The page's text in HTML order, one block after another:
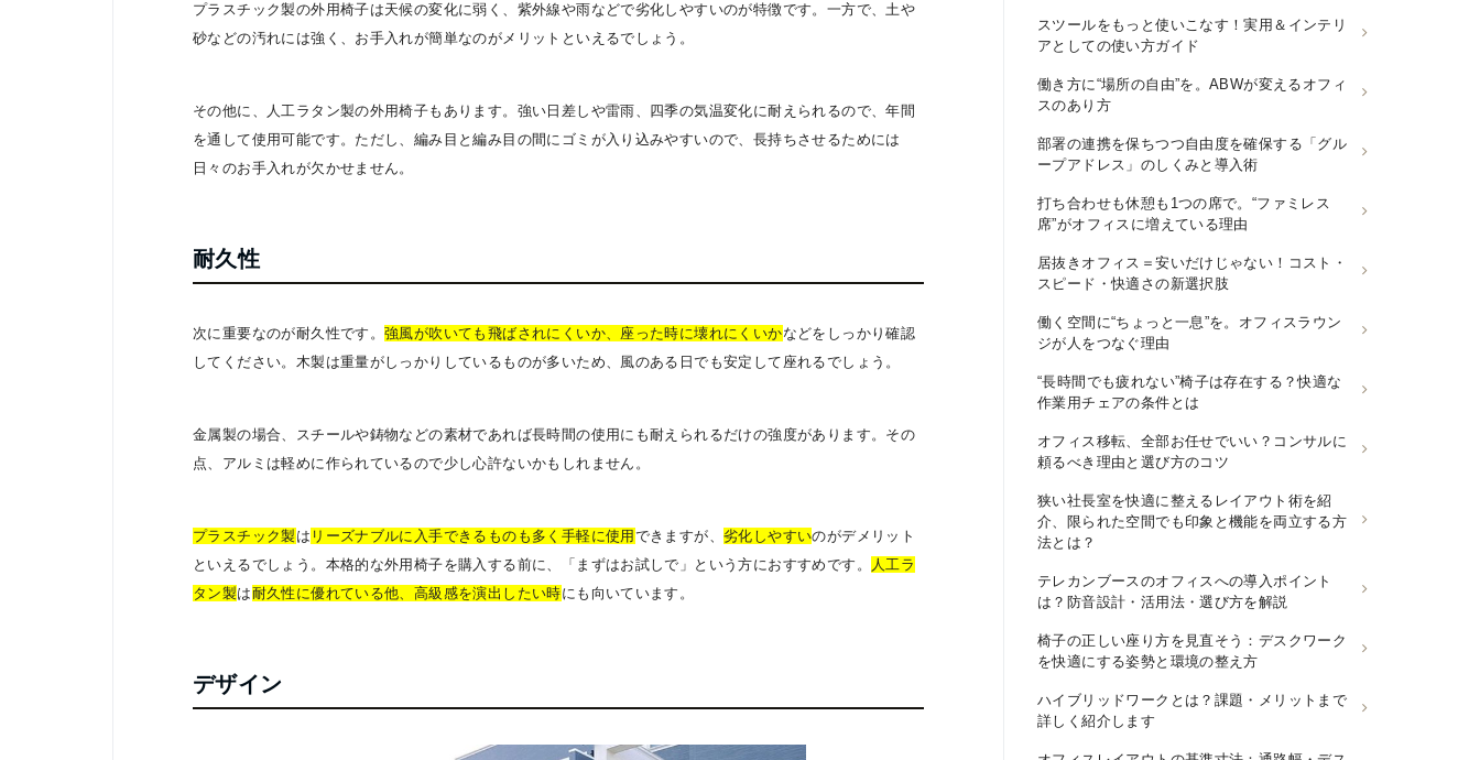
プラスチック製の外用椅子は天候の変化に弱く、紫外線や雨などで劣化しやすいのが特徴です。一方で、土や
砂などの汚れには強く、お手入れが簡単なのがメリットといえるでしょう。
その他に、人工ラタン製の外用椅子もあります。強い日差しや雷雨、四季の気温変化に耐えられるので、年間
を通して使用可能です。ただし、編み目と編み目の間にゴミが入り込みやすいので、長持ちさせるためには
日々のお手入れが欠かせません。
耐久性
次に重要なのが耐久性です。強風が吹いても飛ばされにくいか、座った時に壊れにくいかなどをしっかり確認
してください。木製は重量がしっかりしているものが多いため、風のある日でも安定して座れるでしょう。
金属製の場合、スチールや鋳物などの素材であれば長時間の使用にも耐えられるだけの強度があります。その
点、アルミは軽めに作られているので少し心許ないかもしれません。
プラスチック製 は リーズナブルに入手できるものも多く手軽に使用 できますが、劣化しやすいのがデメリット
といえるでしょう。本格的な外用椅子を購入する前に、「まずはお試しで」という方におすすめです。
人工ラ
タン製は耐久性に優れている他、高級感を演出したい時にも向いています。
デザイン
スツールをもっと使いこなす！実用＆インテリ
アとしての使い方ガイド
働き方に“場所の自由”を。ABWが変えるオフィ
スのあり方
部署の連携を保ちつつ自由度を確保する「グル
ープアドレス」のしくみと導入術
打ち合わせも休憩も1つの席で。“ファミレス
席”がオフィスに増えている理由
居抜きオフィス＝安いだけじゃない！コスト・
スピード・快適さの新選択肢
働く空間に“ちょっと一息”を。オフィスラウン
ジが人をつなぐ理由
“長時間でも疲れない”椅子は存在する？快適な
作業用チェアの条件とは
オフィス移転、全部お任せでいい？コンサルに
頼るべき理由と選び方のコツ
狭い社長室を快適に整えるレイアウト術を紹
介、限られた空間でも印象と機能を両立する方
法とは？
テレカンブースのオフィスへの導入ポイント
は？防音設計・活用法・選び方を解説
椅子の正しい座り方を見直そう：デスクワーク
を快適にする姿勢と環境の整え方
ハイブリッドワークとは？課題・メリットまで
詳しく紹介します